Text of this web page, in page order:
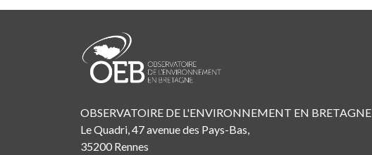
OBSERVATOIRE DE L'ENVIRONNEMENT EN BRETAGNE
Le Quadri, 47 avenue des Pays-Bas,
35200 Rennes